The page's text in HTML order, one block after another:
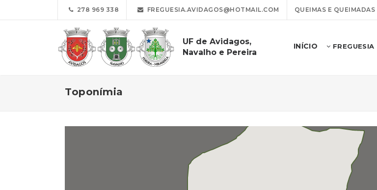
278 969 338 FREGUESIA.AVIDAGOS@HOTMAIL.COM QUEIMAS E QUEIMADAS
UF de Avidagos,
Navalho e Pereira
INÍCIO FREGUESIA
Toponímia